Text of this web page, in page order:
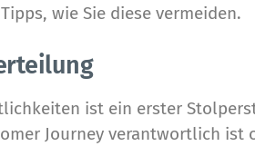
wie Sie diese vermeiden.
ist ein erster
Journey verantwortlich ist